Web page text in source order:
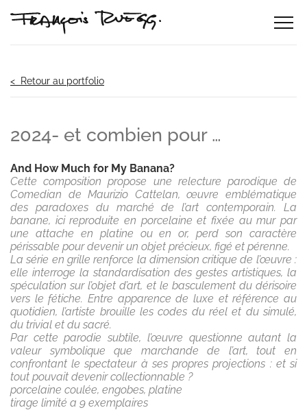
< Retour au portfolio
2024- et combien pour …
And How Much for My Banana?
Cette composition propose une relecture parodique de
Comedian de Maurizio Cattelan, œuvre emblématique
des paradoxes du marché de l’art contemporain. La
banane, ici reproduite en porcelaine et fixée au mur par
une attache en platine ou en or, perd son caractère
périssable pour devenir un objet précieux, figé et pérenne.
La série en grille renforce la dimension critique de l’œuvre :
elle interroge la standardisation des gestes artistiques, la
spéculation sur l’objet d’art, et le basculement du dérisoire
vers le fétiche. Entre apparence de luxe et référence au
quotidien, l’artiste brouille les codes du réel et du simulé,
du trivial et du sacré.
Par cette parodie subtile, l’œuvre questionne autant la
valeur symbolique que marchande de l’art, tout en
confrontant le spectateur à ses propres projections : et si
tout pouvait devenir collectionnable ?
porcelaine coulée, engobes, platine
tirage limité a 9 exemplaires